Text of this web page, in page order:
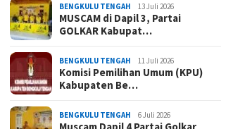
BENGKULU TENGAH 13 Juli 2026
MUSCAM di Dapil 3, Partai
GOLKAR Kabupat…
BENGKULU TENGAH 11 Juli 2026
Komisi Pemilihan Umum (KPU)
Kabupaten Be…
BENGKULU TENGAH 6 Juli 2026